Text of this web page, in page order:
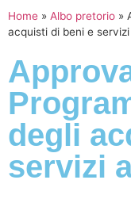
Home » Albo pretorio »
acquisti di beni e
degli
servizi